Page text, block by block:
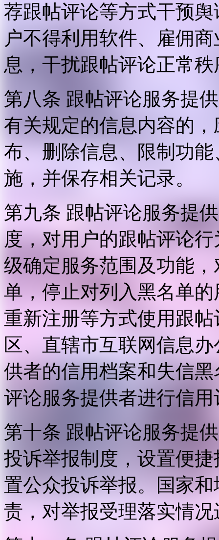
荐跟帖评论等方式干预
户不得利用软件、雇佣
息，干扰跟帖评论正常
第八条 跟帖评论服务提
有关规定的信息内容的
布、删除信息、限制功
施，并保存相关记录。
第九条 跟帖评论服务提
度，对用户的跟帖评论
级确定服务范围及功能
单，停止对列入黑名单
重新注册等方式使用跟
区、直辖市互联网信息
供者的信用档案和失信
评论服务提供者进行信用
第十条 跟帖评论服务提
投诉举报制度，设置便
置公众投诉举报。国家
责，对举报受理落实情